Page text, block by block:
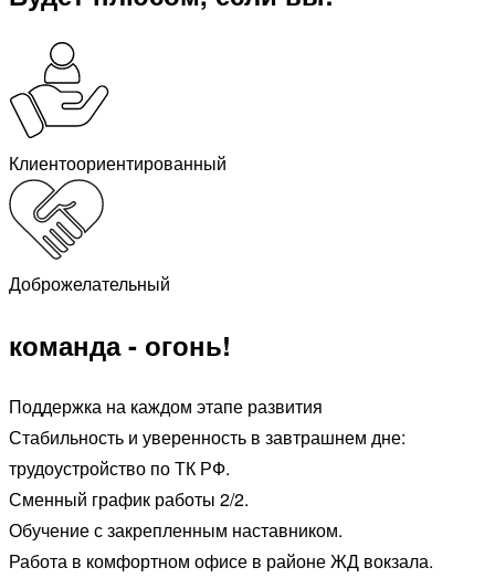
Клиентоориентированный
Доброжелательный
команда - огонь!
Поддержка на каждом этапе развития
Стабильность и уверенность в завтрашнем дне:
трудоустройство по ТК РФ.
Сменный график работы 2/2.
Обучение с закрепленным наставником.
Работа в комфортном офисе в районе ЖД вокзала.